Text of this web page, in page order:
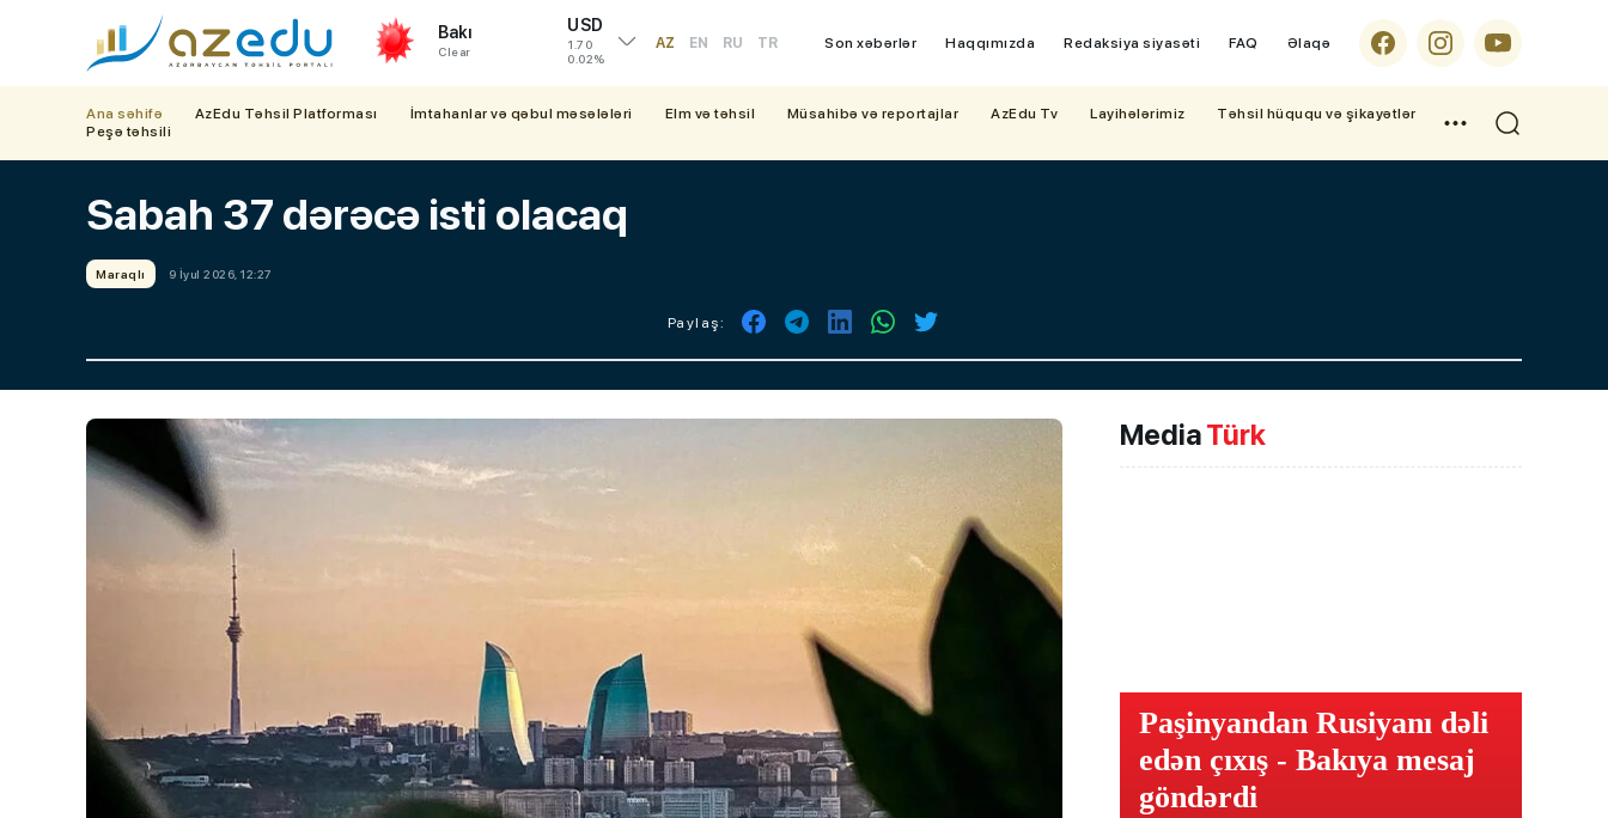
Bakı
Clear
USD
1.70
0.02%
AZ EN RU TR Son xəbərlər Haqqımızda Redaksiya siyasəti FAQ Əlaqə
Ana səhifə AzEdu Təhsil Platforması İmtahanlar və qəbul məsələləri Elm və təhsil Müsahibə və reportajlar AzEdu Tv Layihələrimiz
Təhsil hüququ və şikayətlər
Peşə təhsili
Sabah 37 dərəcə isti olacaq
Maraqlı 9 İyul 2026, 12:27
Paylaş:
MediaTürk
Paşinyandan Rusiyanı dəli
edən çıxış - Bakıya mesaj
göndərdi